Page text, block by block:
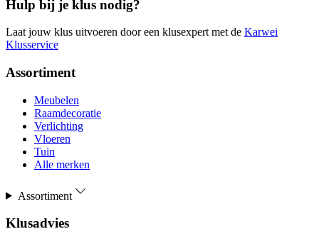
Hulp bij je klus nodig?
Laat jouw klus uitvoeren door een klusexpert met de Karwei
Klusservice
Assortiment
Meubelen
Raamdecoratie
Verlichting
Vloeren
Tuin
Alle merken
Assortiment
Klusadvies